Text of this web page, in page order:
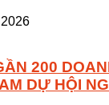
200
DỰ HỘI